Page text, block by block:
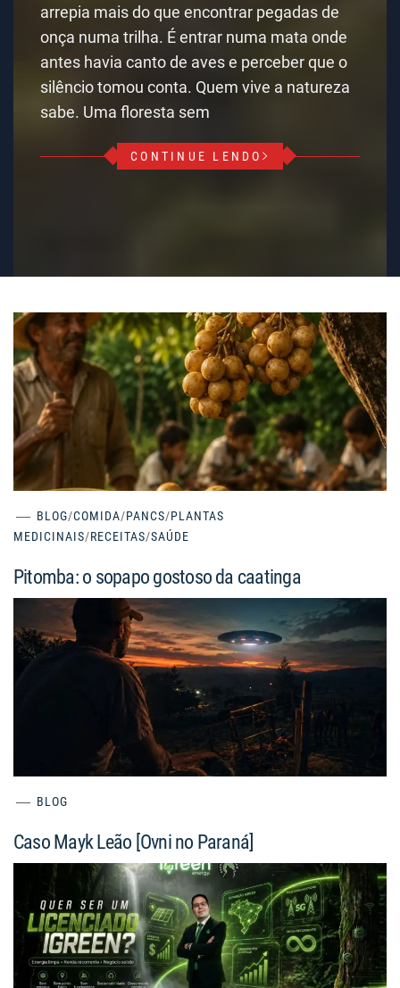
arrepia mais do que encontrar pegadas de
onça numa trilha. É entrar numa mata onde
antes havia canto de aves e perceber que o
silêncio tomou conta. Quem vive a natureza
sabe. Uma floresta sem
CONTINUE LENDO
BLOG/COMIDA/PANCS/PLANTAS
MEDICINAIS/RECEITAS/SAÚDE
Pitomba: o sopapo gostoso da caatinga
BLOG
Caso Mayk Leão [Ovni no Paraná]